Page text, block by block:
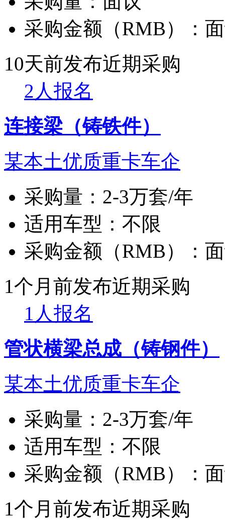
采购金额（RMB）：
10天前发布近期采购
2人报名
连接梁（铸铁件）
某本土优质重卡车企
采购量： 2-3万套/年
适用车型： 不限
采购金额（RMB）：
1个月前发布近期采购
1人报名
管状横梁总成（铸钢件）
某本土优质重卡车企
采购量： 2-3万套/年
适用车型： 不限
采购金额（RMB）：
1个月前发布近期采购